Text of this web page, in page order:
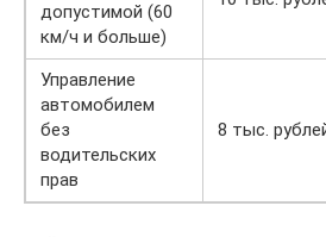
допустимой (60
км/ч и больше)
Управление
автомобилем
без
водительских
прав
8 тыс.